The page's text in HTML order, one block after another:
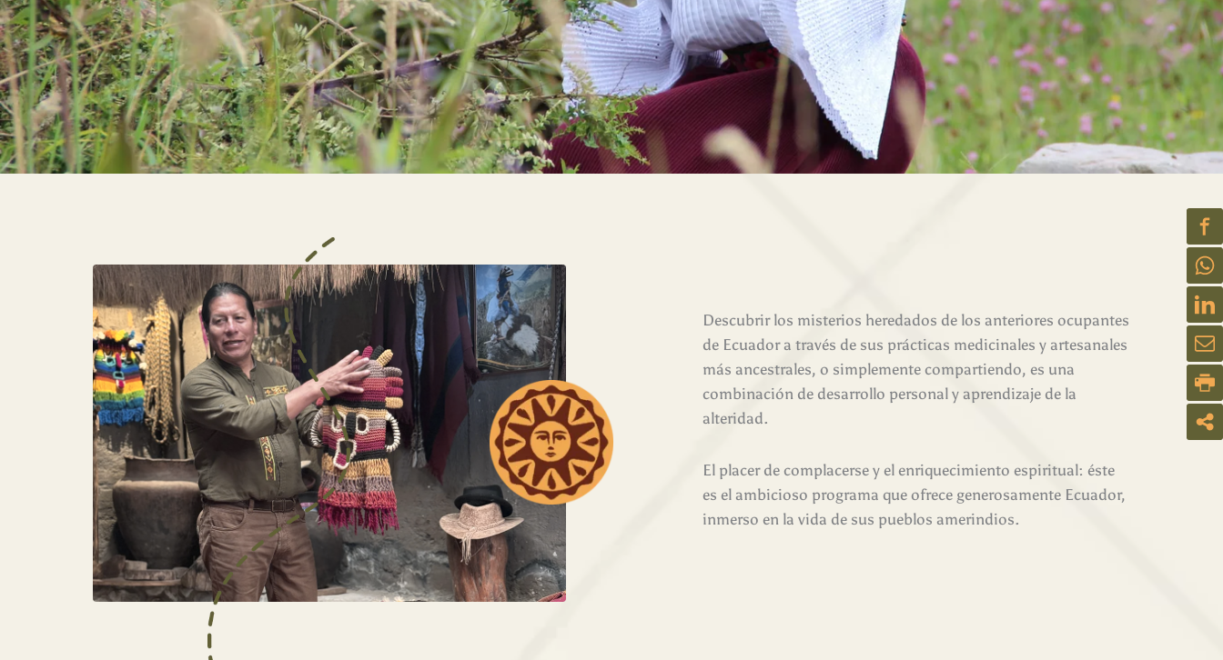
Descubrir los misterios heredados de los anteriores ocupantes
de Ecuador a través de sus prácticas medicinales y artesanales
más ancestrales, o simplemente compartiendo, es una
combinación de desarrollo personal y aprendizaje de la
alteridad.
El placer de complacerse y el enriquecimiento espiritual: éste
es el ambicioso programa que ofrece generosamente Ecuador,
inmerso en la vida de sus pueblos amerindios.